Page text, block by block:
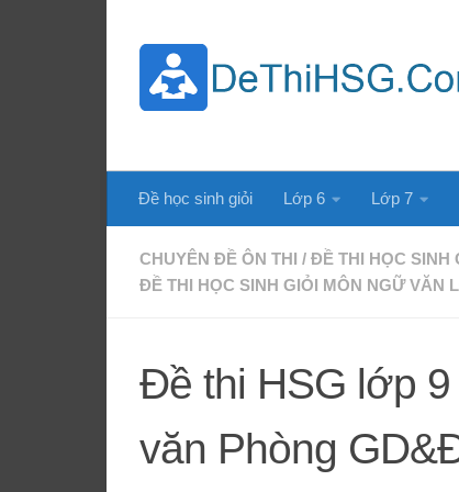
Đề học sinh giỏi Lớp 6 Lớp 7
CHUYÊN ĐỀ ÔN THI / ĐỀ THI HỌC SINH
ĐỀ THI HỌC SINH GIỎI MÔN NGỮ VĂN
Đề thi HSG lớp
văn Phòng